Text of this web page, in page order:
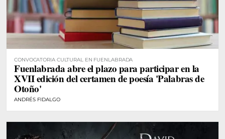
CONVOCATORIA CULTURAL EN FUENLABRADA
Fuenlabrada abre el plazo para participar en la
XVII edición del certamen de poesía 'Palabras de
Otoño'
ANDRÉS FIDALGO